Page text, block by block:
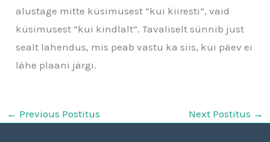
alustage mitte küsimusest “kui kiiresti”, vaid
küsimusest “kui kindlalt”. Tavaliselt sünnib just
sealt lahendus, mis peab vastu ka siis, kui päev ei
lähe plaani järgi.
← Previous Postitus Next Postitus →